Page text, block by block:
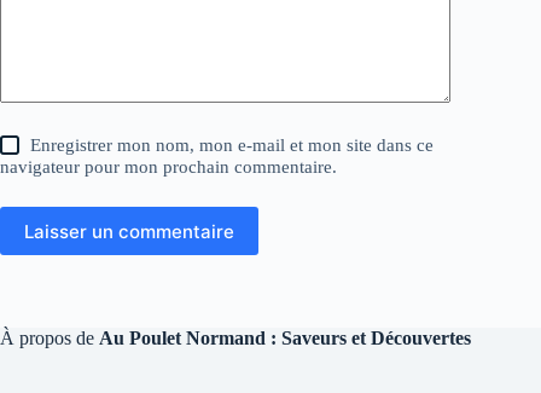
Enregistrer mon nom, mon e-mail et mon site dans ce
navigateur pour mon prochain commentaire.
Laisser un commentaire
À propos de Au Poulet Normand : Saveurs et Découvertes